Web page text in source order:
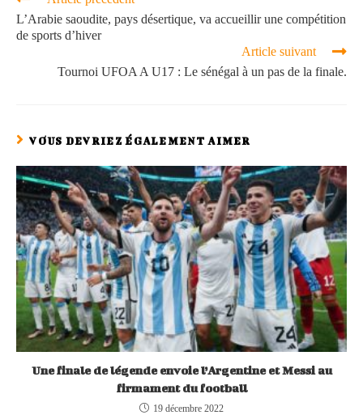
L’Arabie saoudite, pays désertique, va accueillir une compétition
de sports d’hiver
Article suivant
Tournoi UFOA A U17 : Le sénégal à un pas de la finale.
VOUS DEVRIEZ ÉGALEMENT AIMER
Une finale de légende envoie l’Argentine et Messi au
firmament du football
19 décembre 2022